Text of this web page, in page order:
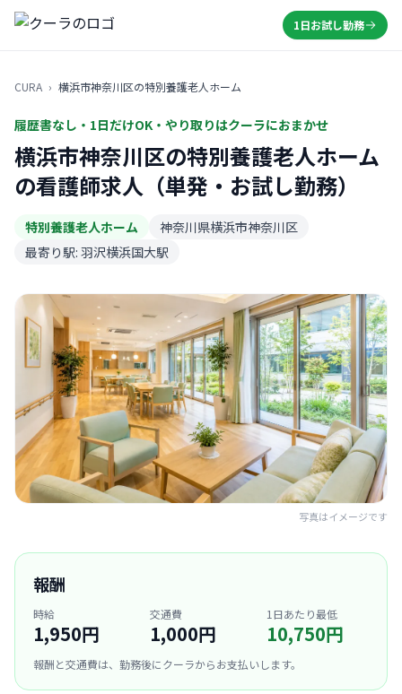
1日お試し勤務
CURA › 横浜市神奈川区の特別養護老人ホーム
履歴書なし・1日だけOK・やり取りはクーラにおまかせ
横浜市神奈川区の特別養護老人ホーム
の看護師求人（単発・お試し勤務）
特別養護老人ホーム
神奈川県横浜市神奈川区
最寄り駅: 羽沢横浜国大駅
写真はイメージです
報酬
時給
1,950円
交通費
1,000円
1日あたり最低
10,750円
報酬と交通費は、勤務後にクーラからお支払いします。